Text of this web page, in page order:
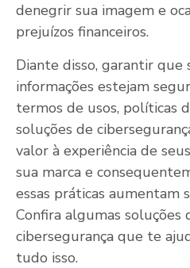
denegrir sua imagem e
prejuízos financeiros.
Diante disso, garantir que
informações estejam
termos de usos, políticas
soluções de
valor à experiência de
sua marca e
essas práticas aumentam
Confira algumas soluções
cibersegurança que te
tudo isso.